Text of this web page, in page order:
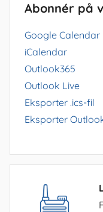
Abonnér på
Google Calendar
iCalendar
Outlook365
Outlook Live
Eksporter .ics-fil
Eksporter